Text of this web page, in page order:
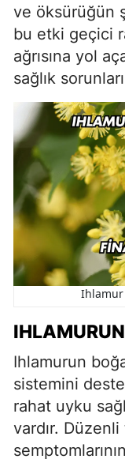
ve öksürüğün
bu etki geçici
ağrısına yol
sağlık
Ihlamur
Ihlamurun
sistemini
rahat uyku
vardır.